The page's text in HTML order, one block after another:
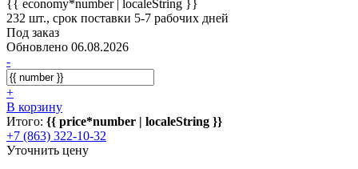
{{ economy*number | localeString }}
232 шт., срок поставки 5-7 рабочих дней
Под заказ
Обновлено 06.08.2026
-
+
В корзину
Итого: {{ price*number | localeString }}
+7 (863) 322-10-32
Уточнить цену